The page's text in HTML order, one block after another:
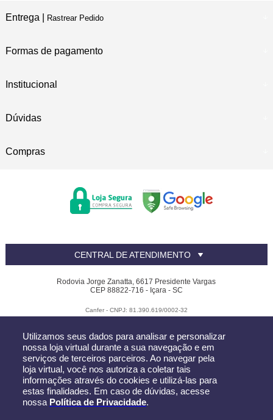
Utilizamos seus dados para analisar e personalizar
nossa loja virtual durante a sua navegação e em
serviços de terceiros parceiros. Ao navegar pela
loja virtual, você nos autoriza a coletar tais
informações através do cookies e utilizá-las para
estas finalidades. Em caso de dúvidas, acesse
nossa Política de Privacidade.
Entrega | Rastrear Pedido
Formas de pagamento
Institucional
Dúvidas
Compras
CENTRAL DE ATENDIMENTO
Rodovia Jorge Zanatta, 6617 Presidente Vargas
CEP 88822-716 - Içara - SC
Canfer - CNPJ: 81.390.619/0002-32